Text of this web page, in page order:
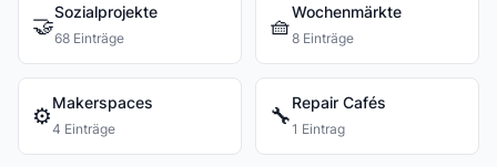
🤝
Sozialprojekte
68 Einträge 🧺
Wochenmärkte
8 Einträge
⚙️
Makerspaces
4 Einträge 🔧
Repair Cafés
1 Eintrag